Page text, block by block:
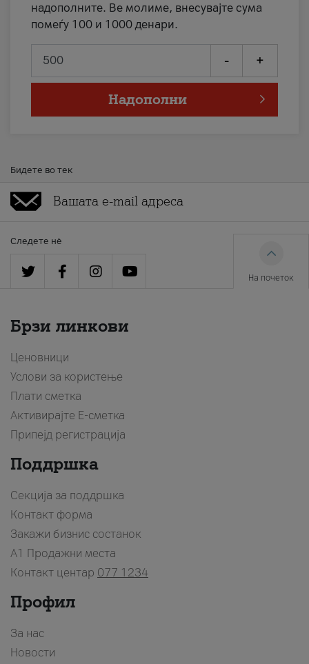
надополните. Ве молиме, внесувајте сума
помеѓу 100 и 1000 денари.
- +
Надополни
Бидете во тек
Следете нè
На почеток
Брзи линкови
Ценовници
Услови за користење
Плати сметка
Активирајте Е-сметка
Припејд регистрација
Поддршка
Секција за поддршка
Контакт форма
Закажи бизнис состанок
A1 Продажни места
Контакт центар 077 1234
Профил
За нас
Новости